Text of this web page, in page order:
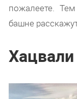
пожалеете.
башне
Хацвали